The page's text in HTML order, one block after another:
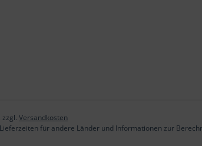
Versandkosten
für andere Länder und Informationen zur